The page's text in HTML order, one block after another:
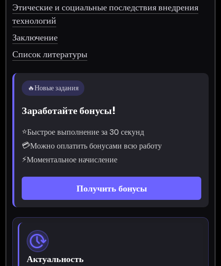
Этические и социальные последствия внедрения
технологий
Заключение
Список литературы
🔥Новые задания
Заработайте бонусы!
⭐Быстрое выполнение за 30 секунд
💳Можно оплатить бонусами всю работу
⚡Моментальное начисление
Получить бонусы
Актуальность